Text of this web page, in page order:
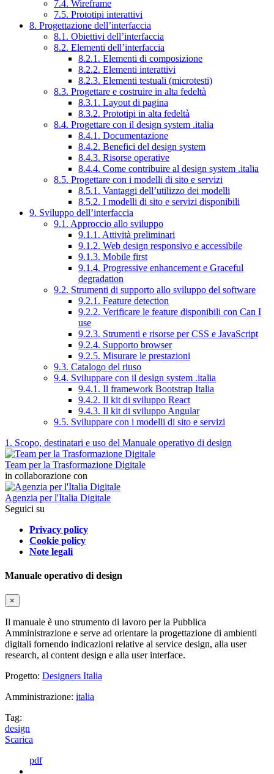
7.4. Wireframe
7.5. Prototipi interattivi
8. Progettazione dell’interfaccia
8.1. Obiettivi dell’interfaccia
8.2. Elementi dell’interfaccia
8.2.1. Elementi di composizione
8.2.2. Elementi interattivi
8.2.3. Elementi testuali (microtesti)
8.3. Progettare e costruire in alta fedeltà
8.3.1. Layout di pagina
8.3.2. Prototipi in alta fedeltà
8.4. Progettare con il design system .italia
8.4.1. Documentazione
8.4.2. Benefici del design system
8.4.3. Risorse operative
8.4.4. Come contribuire al design system .italia
8.5. Progettare con i modelli di sito e servizi
8.5.1. Vantaggi dell’utilizzo dei modelli
8.5.2. I modelli di sito e servizi disponibili
9. Sviluppo dell’interfaccia
9.1. Approccio allo sviluppo
9.1.1. Attività preliminari
9.1.2. Web design responsivo e accessibile
9.1.3. Mobile first
9.1.4. Progressive enhancement e Graceful
degradation
9.2. Strumenti di supporto allo sviluppo del software
9.2.1. Feature detection
9.2.2. Verificare le feature disponibili con Can I
use
9.2.3. Strumenti e risorse per CSS e JavaScript
9.2.4. Supporto browser
9.2.5. Misurare le prestazioni
9.3. Catalogo del riuso
9.4. Sviluppare con il design system .italia
9.4.1. Il framework Bootstrap Italia
9.4.2. Il kit di sviluppo React
9.4.3. Il kit di sviluppo Angular
9.5. Sviluppare con i modelli di sito e servizi
1. Scopo, destinatari e uso del Manuale operativo di design
Team per la Trasformazione Digitale
in collaborazione con
Agenzia per l'Italia Digitale
Seguici su
Privacy policy
Cookie policy
Note legali
Manuale operativo di design
×
Il manuale è uno strumento di lavoro per la Pubblica
Amministrazione e serve ad orientare la progettazione di ambienti
digitali fornendo indicazioni relative al service design, alla user
research, al content design e alla user interface.
Progetto: Designers Italia
Amministrazione: italia
Tag:
design
Scarica
pdf